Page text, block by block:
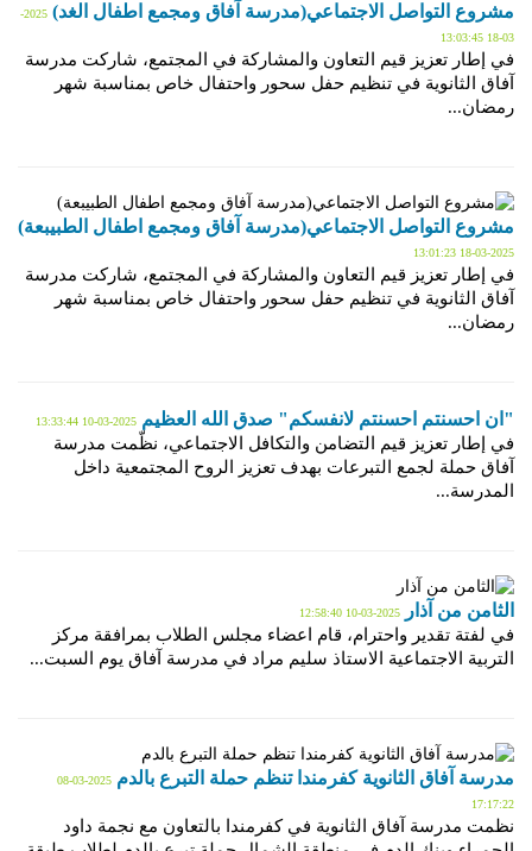
مشروع التواصل الاجتماعي(مدرسة آفاق ومجمع اطفال الغد)
2025-
03-18 13:03:45
في إطار تعزيز قيم التعاون والمشاركة في المجتمع، شاركت مدرسة
آفاق الثانوية في تنظيم حفل سحور واحتفال خاص بمناسبة شهر
رمضان...
مشروع التواصل الاجتماعي(مدرسة آفاق ومجمع اطفال الطبيبعة)
2025-03-18 13:01:23
في إطار تعزيز قيم التعاون والمشاركة في المجتمع، شاركت مدرسة
آفاق الثانوية في تنظيم حفل سحور واحتفال خاص بمناسبة شهر
رمضان...
"ان احسنتم احسنتم لانفسكم" صدق الله العظيم 2025-03-10 13:33:44
في إطار تعزيز قيم التضامن والتكافل الاجتماعي، نظّمت مدرسة
آفاق حملة لجمع التبرعات بهدف تعزيز الروح المجتمعية داخل
المدرسة...
الثامن من آذار 2025-03-10 12:58:40
في لفتة تقدير واحترام، قام اعضاء مجلس الطلاب بمرافقة مركز
التربية الاجتماعية الاستاذ سليم مراد في مدرسة آفاق يوم السبت...
مدرسة آفاق الثانوية كفرمندا تنظم حملة التبرع بالدم
2025-03-08
17:17:22
نظمت مدرسة آفاق الثانوية في كفرمندا بالتعاون مع نجمة داود